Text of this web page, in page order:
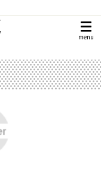
menu